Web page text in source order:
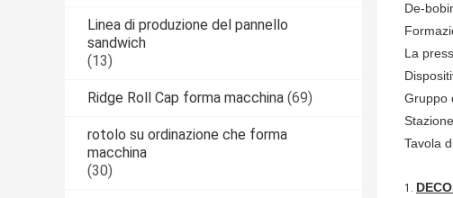
Linea di produzione del pannello
sandwich
(13)
Ridge Roll Cap forma macchina (69)
rotolo su ordinazione che forma
macchina
(30)
De-
La
Gruppo
Tavola
1.